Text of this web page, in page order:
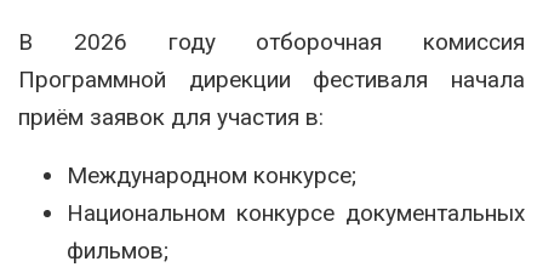
В 2026 году отборочная комиссия
Программной дирекции фестиваля начала
приём заявок для участия в:
Международном конкурсе;
Национальном конкурсе документальных
фильмов;